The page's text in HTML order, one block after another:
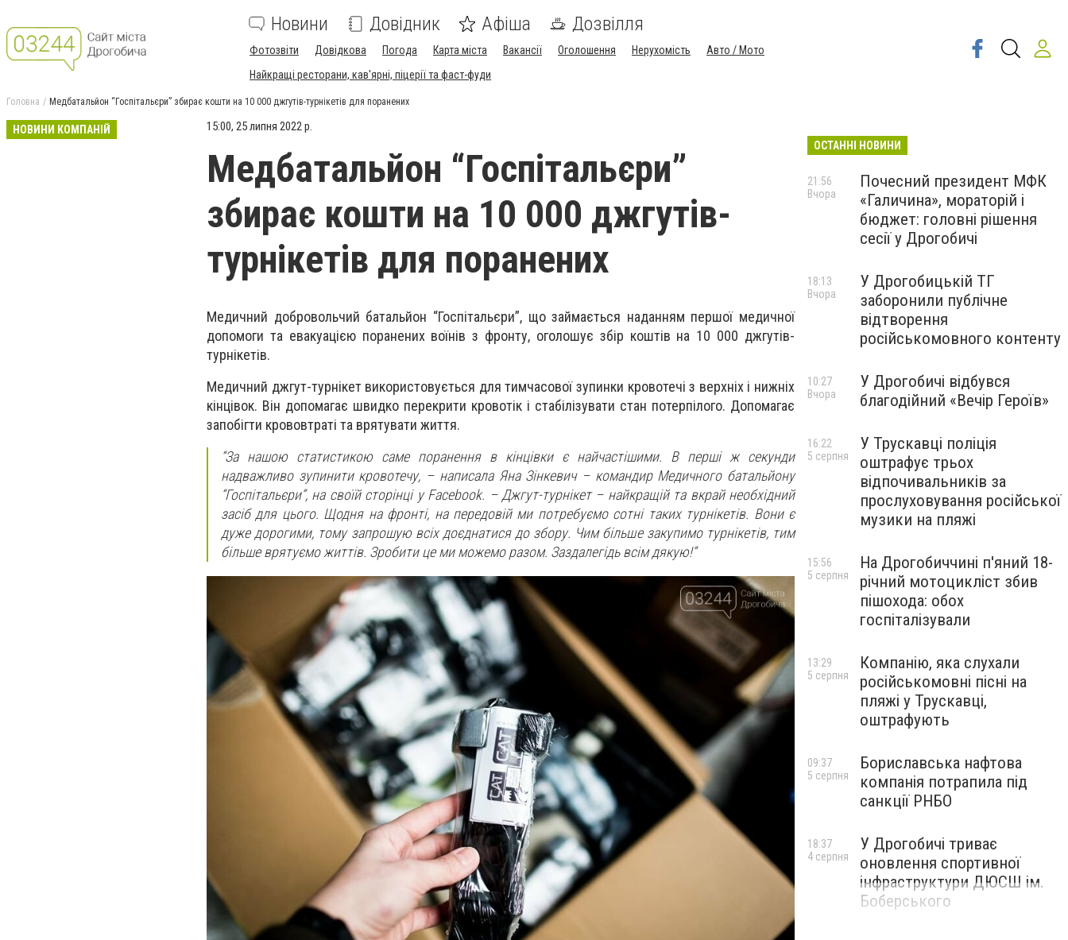
Новини Довідник Афіша Дозвілля
Фотозвіти Довідкова Погода Карта міста Вакансії Оголошення Нерухомість
Авто / Мото
Найкращі ресторани, кав'ярні, піцерії та фаст-фуди
Головна Медбатальйон “Госпітальєри” збирає кошти на 10 000 джгутів-турнікетів для поранених
НОВИНИ КОМПАНІЙ 15:00, 25 липня 2022 р.
Медбатальйон “Госпітальєри”
збирає кошти на 10 000 джгутів-
турнікетів для поранених
Медичний добровольчий батальйон “Госпітальєри”, що займається наданням першої медичної
допомоги та евакуацією поранених воїнів з фронту, оголошує збір коштів на 10 000 джгутів-
турнікетів.
Медичний джгут-турнікет використовується для тимчасової зупинки кровотечі з верхніх і нижніх
кінцівок. Він допомагає швидко перекрити кровотік і стабілізувати стан потерпілого. Допомагає
запобігти крововтраті та врятувати життя.
“За нашою статистикою саме поранення в кінцівки є найчастішими. В перші ж секунди
надважливо зупинити кровотечу, – написала Яна Зінкевич – командир Медичного батальйону
“Госпітальєри”, на своїй сторінці у Facebook. – Джгут-турнікет – найкращій та вкрай необхідний
засіб для цього. Щодня на фронті, на передовій ми потребуємо сотні таких турнікетів. Вони є
дуже дорогими, тому запрошую всіх доєднатися до збору. Чим більше закупимо турнікетів, тим
більше врятуємо життів. Зробити це ми можемо разом. Заздалегідь всім дякую!”
ОСТАННІ НОВИНИ
Почесний президент МФК
«Галичина», мораторій і
бюджет: головні рішення
сесії у Дрогобичі
21:56
Вчора
У Дрогобицькій ТГ
заборонили публічне
відтворення
російськомовного контенту
18:13
Вчора
У Дрогобичі відбувся
благодійний «Вечір Героїв»
10:27
Вчора
У Трускавці поліція
оштрафує трьох
відпочивальників за
прослуховування російської
музики на пляжі
16:22
5 серпня
На Дрогобиччині п'яний 18-
річний мотоцикліст збив
пішохода: обох
госпіталізували
15:56
5 серпня
Компанію, яка слухали
російськомовні пісні на
пляжі у Трускавці,
оштрафують
13:29
5 серпня
Бориславська нафтова
компанія потрапила під
санкції РНБО
09:37
5 серпня
У Дрогобичі триває
оновлення спортивної
інфраструктури ДЮСШ ім.
Боберського
18:37
4 серпня